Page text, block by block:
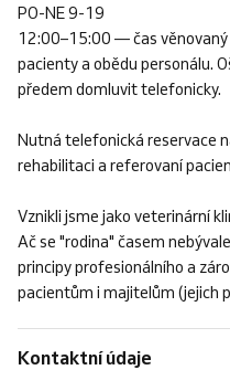
PO-NE 9-19
12:00–15:00 — čas věnovaný
pacienty a obědu personálu.
předem domluvit telefonicky.
Nutná telefonická reservace
rehabilitaci a referovaní
Vznikli jsme jako veterinární
Ač se "rodina" časem
principy profesionálního a
pacientům i majitelům (jejich
Kontaktní údaje